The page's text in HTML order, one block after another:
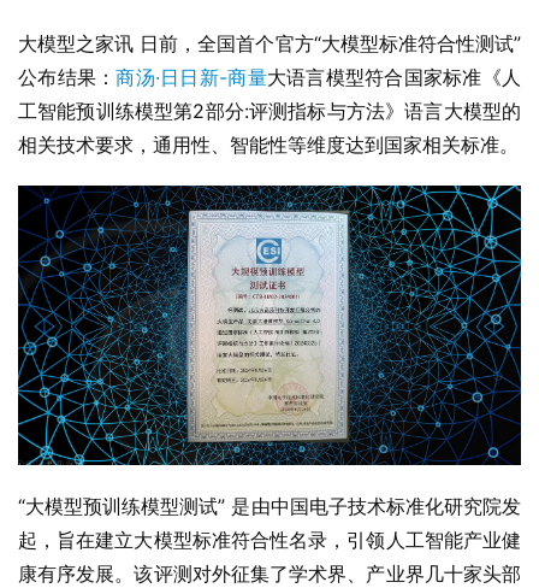
大模型之家讯 日前，全国首个官方“大模型标准符合性测试”
公布结果：商汤·日日新-商量大语言模型符合国家标准《人
工智能预训练模型第2部分:评测指标与方法》语言大模型的
相关技术要求，通用性、智能性等维度达到国家相关标准。
“大模型预训练模型测试” 是由中国电子技术标准化研究院发
起，旨在建立大模型标准符合性名录，引领人工智能产业健
康有序发展。该评测对外征集了学术界、产业界几十家头部